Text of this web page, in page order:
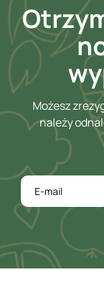
Możesz
należy